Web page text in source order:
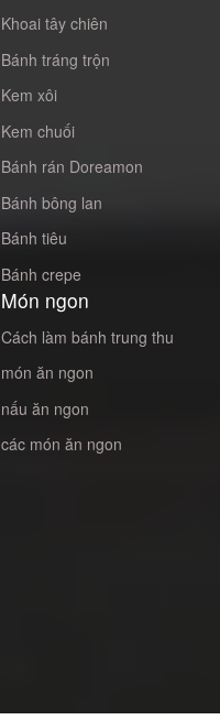
Khoai tây chiên
Bánh tráng trộn
Kem xôi
Kem chuối
Bánh rán Doreamon
Bánh bông lan
Bánh tiêu
Bánh crepe
Món ngon
Cách làm bánh trung thu
món ăn ngon
nấu ăn ngon
các món ăn ngon